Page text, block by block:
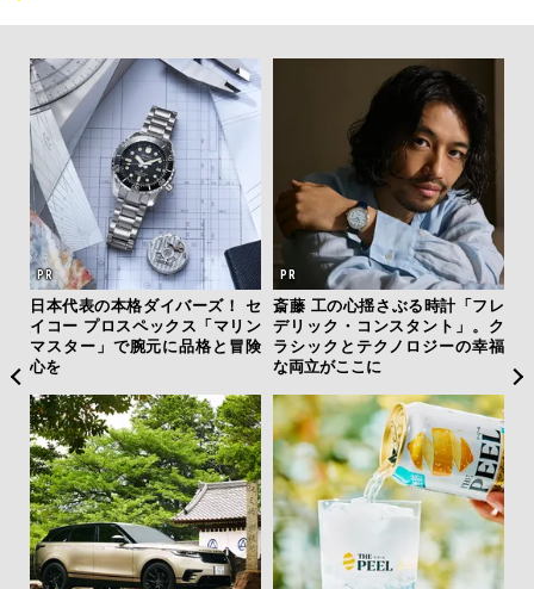
日本代表の本格ダイバーズ！ セ
イコー プロスペックス「マリン
マスター」で腕元に品格と冒険
心を
斎藤 工の心揺さぶる時計「フレ
デリック・コンスタント」。ク
ラシックとテクノロジーの幸福
な両立がここに
y